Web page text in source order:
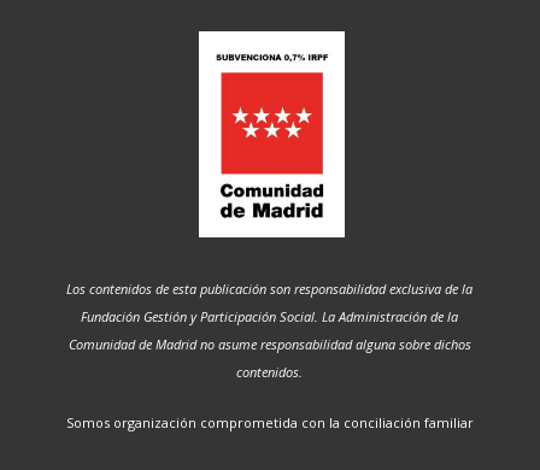
Los contenidos de esta publicación son responsabilidad exclusiva de la
Fundación Gestión y Participación Social. La Administración de la
Comunidad de Madrid no asume responsabilidad alguna sobre dichos
contenidos.
Somos organización comprometida con la conciliación familiar